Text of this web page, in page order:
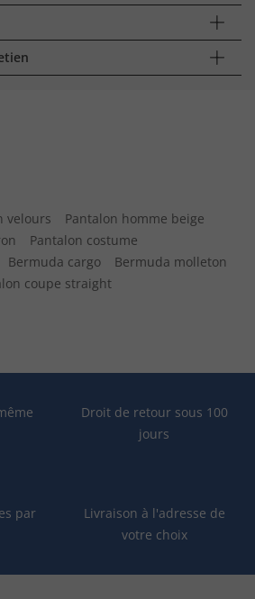
velours
Pantalon homme beige
Pantalon costume
Bermuda cargo
Bermuda molleton
coupe straight
Droit de retour sous 100
jours
par
Livraison à l'adresse de
votre choix